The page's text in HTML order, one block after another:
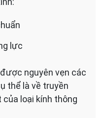
lực
nguyên vẹn các
thể là về truyền
loại kính thông